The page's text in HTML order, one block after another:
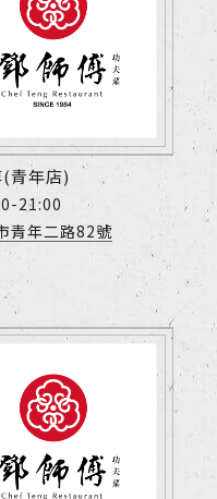
青年店)
21:00
青年二路82號